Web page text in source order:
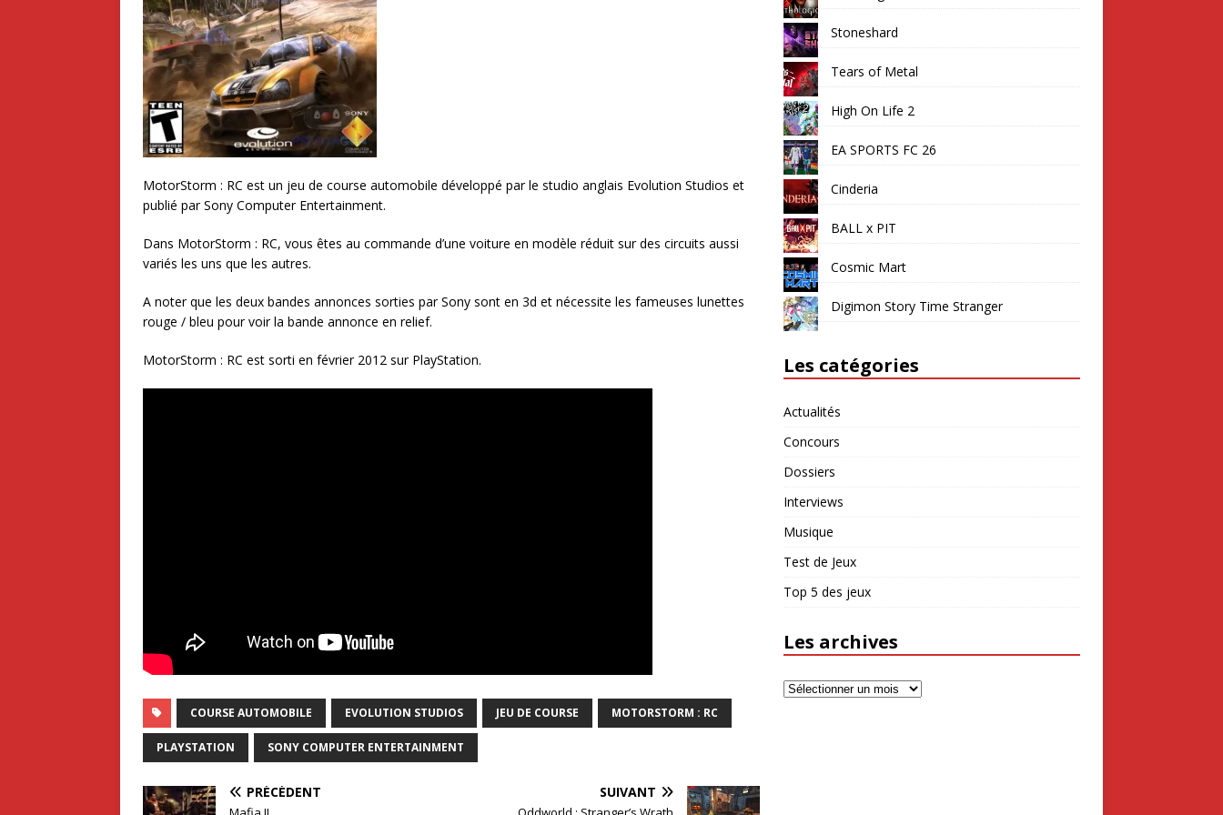
MotorStorm : RC est un jeu de course automobile développé par le studio anglais Evolution Studios et
publié par Sony Computer Entertainment.
Dans MotorStorm : RC, vous êtes au commande d’une voiture en modèle réduit sur des circuits aussi
variés les uns que les autres.
A noter que les deux bandes annonces sorties par Sony sont en 3d et nécessite les fameuses lunettes
rouge / bleu pour voir la bande annonce en relief.
MotorStorm : RC est sorti en février 2012 sur PlayStation.
COURSE AUTOMOBILE EVOLUTION STUDIOS JEU DE COURSE MOTORSTORM : RC
PLAYSTATION SONY COMPUTER ENTERTAINMENT
PRÉCÉDENT SUIVANT
Stoneshard
Tears of Metal
High On Life 2
EA SPORTS FC 26
Cinderia
BALL x PIT
Cosmic Mart
Digimon Story Time Stranger
Les catégories
Actualités
Concours
Dossiers
Interviews
Musique
Test de Jeux
Top 5 des jeux
Les archives